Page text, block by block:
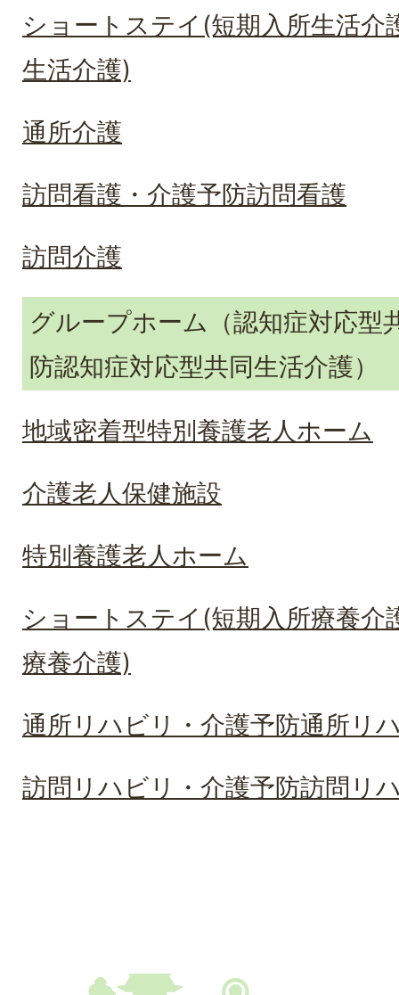
ショートステイ(短期入所生活介
生活介護)
通所介護
訪問看護・介護予防訪問看護
訪問介護
グループホーム（認知症対応型
防認知症対応型共同生活介護）
地域密着型特別養護老人ホーム
介護老人保健施設
特別養護老人ホーム
ショートステイ(短期入所療養介
療養介護)
通所リハビリ・介護予防通所リ
訪問リハビリ・介護予防訪問リ